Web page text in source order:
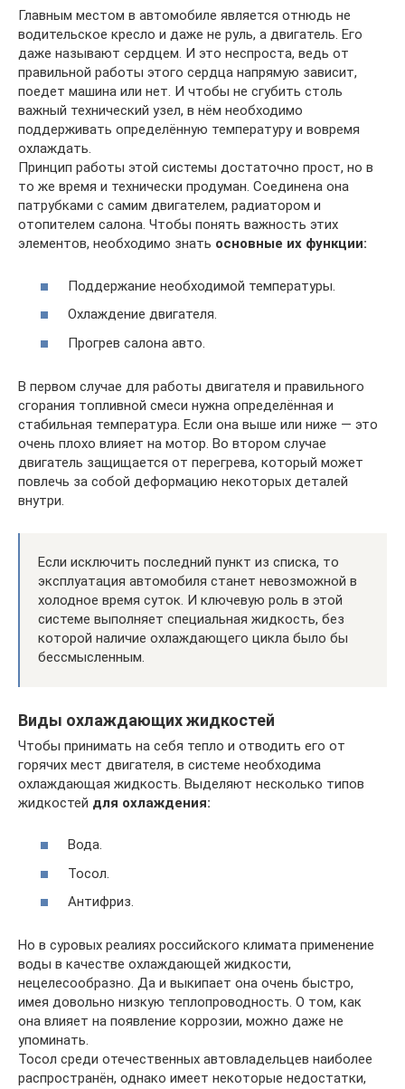
Главным местом в автомобиле является отнюдь не
водительское кресло и даже не руль, а двигатель. Его
даже называют сердцем. И это неспроста, ведь от
правильной работы этого сердца напрямую зависит,
поедет машина или нет. И чтобы не сгубить столь
важный технический узел, в нём необходимо
поддерживать определённую температуру и вовремя
охлаждать.
Принцип работы этой системы достаточно прост, но в
то же время и технически продуман. Соединена она
патрубками с самим двигателем, радиатором и
отопителем салона. Чтобы понять важность этих
элементов, необходимо знать основные их функции:
Поддержание необходимой температуры.
Охлаждение двигателя.
Прогрев салона авто.
В первом случае для работы двигателя и правильного
сгорания топливной смеси нужна определённая и
стабильная температура. Если она выше или ниже — это
очень плохо влияет на мотор. Во втором случае
двигатель защищается от перегрева, который может
повлечь за собой деформацию некоторых деталей
внутри.
Если исключить последний пункт из списка, то
эксплуатация автомобиля станет невозможной в
холодное время суток. И ключевую роль в этой
системе выполняет специальная жидкость, без
которой наличие охлаждающего цикла было бы
бессмысленным.
Виды охлаждающих жидкостей
Чтобы принимать на себя тепло и отводить его от
горячих мест двигателя, в системе необходима
охлаждающая жидкость. Выделяют несколько типов
жидкостей для охлаждения:
Вода.
Тосол.
Антифриз.
Но в суровых реалиях российского климата применение
воды в качестве охлаждающей жидкости,
нецелесообразно. Да и выкипает она очень быстро,
имея довольно низкую теплопроводность. О том, как
она влияет на появление коррозии, можно даже не
упоминать.
Тосол среди отечественных автовладельцев наиболее
распространён, однако имеет некоторые недостатки,